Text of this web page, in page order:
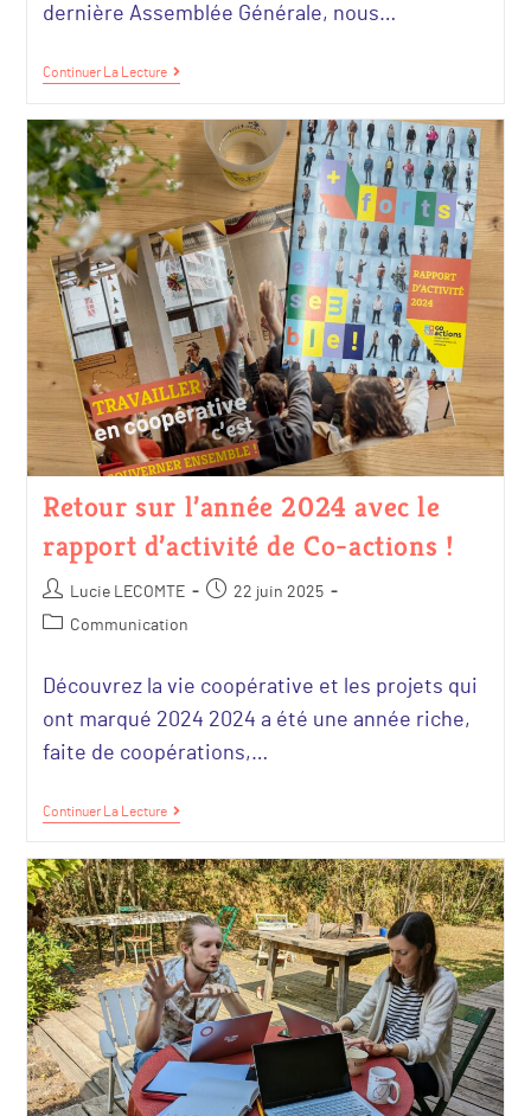
dernière Assemblée Générale, nous…
Continuer La Lecture
Retour sur l’année 2024 avec le
rapport d’activité de Co-actions !
Lucie LECOMTE
22 juin 2025
Communication
Découvrez la vie coopérative et les projets qui
ont marqué 2024 2024 a été une année riche,
faite de coopérations,…
Continuer La Lecture